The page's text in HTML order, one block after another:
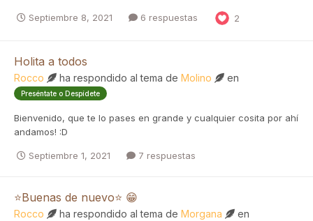
Septiembre 8, 2021 6 respuestas 2
Holita a todos
Rocco ha respondido al tema de Molino en
Preséntate o Despídete
Bienvenido, que te lo pases en grande y cualquier cosita por ahí
andamos! :D
Septiembre 1, 2021 7 respuestas
⭐Buenas de nuevo⭐ 😁
Rocco ha respondido al tema de Morgana en